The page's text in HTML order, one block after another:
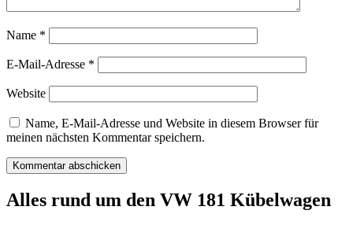
Name *
E-Mail-Adresse *
Website
Name, E-Mail-Adresse und Website in diesem Browser für
meinen nächsten Kommentar speichern.
Alles rund um den VW 181 Kübelwagen